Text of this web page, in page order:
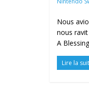
Nous
nous
A
Lire la